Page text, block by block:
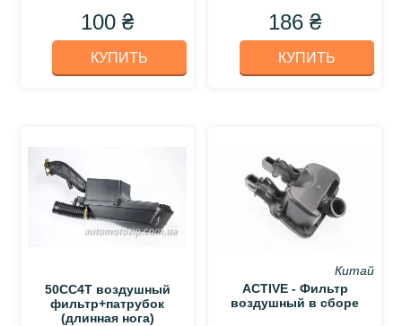
100 ₴
КУПИТЬ
186 ₴
КУПИТЬ
50CC4T воздушный
фильтр+патрубок
(длинная нога)
Китай
ACTIVE - Фильтр
воздушный в сборе